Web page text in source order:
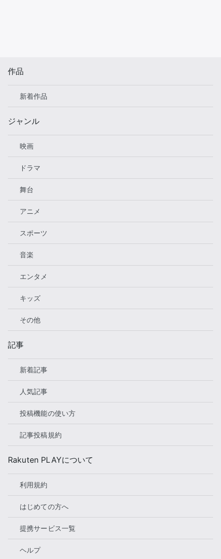
作品
新着作品
ジャンル
映画
ドラマ
舞台
アニメ
スポーツ
音楽
エンタメ
キッズ
その他
記事
新着記事
人気記事
投稿機能の使い方
記事投稿規約
Rakuten PLAYについて
利用規約
はじめての方へ
提携サービス一覧
ヘルプ